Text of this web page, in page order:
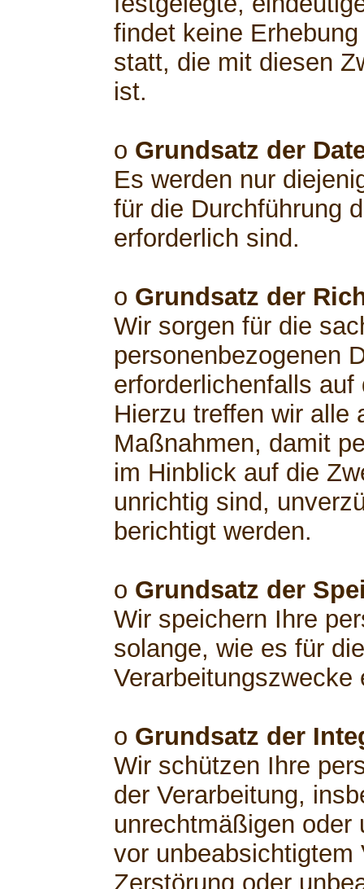
findet keine
statt, die mit diesen
ist.
o Grundsatz der
Es werden nur
für die Durchführung
erforderlich sind.
o Grundsatz der
Wir sorgen für die
personenbezogenen
erforderlichenfalls
Hierzu treffen wir alle
Maßnahmen, damit
im Hinblick auf die
unrichtig sind,
berichtigt werden.
o Grundsatz der
Wir speichern Ihre
solange, wie es für
Verarbeitungszwecke
o Grundsatz der
Wir schützen Ihre
der Verarbeitung,
unrechtmäßigen oder
vor unbeabsichtigtem
Zerstörung oder